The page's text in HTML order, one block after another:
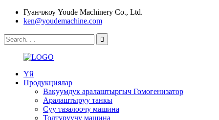
Гуанчжоу Youde Machinery Co., Ltd.
ken@youdemachine.com
Үй
Продукциялар
Вакуумдук аралаштыргыч Гомогенизатор
Аралаштыруу танкы
Суу тазалоочу машина
Толтуруучу машина